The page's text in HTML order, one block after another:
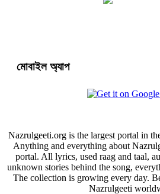
মোবাইল অ্যাপ
Nazrulgeeti.org is the largest portal in
Anything and everything about
portal. All lyrics, used raag and taal,
unknown stories behind the song,
The collection is growing every day.
Nazrulgeeti